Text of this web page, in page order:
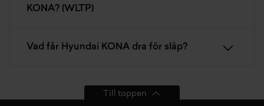
KONA? (WLTP)
Vad får Hyundai KONA dra för släp?
Till toppen